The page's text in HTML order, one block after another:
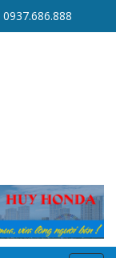
0937.686.888